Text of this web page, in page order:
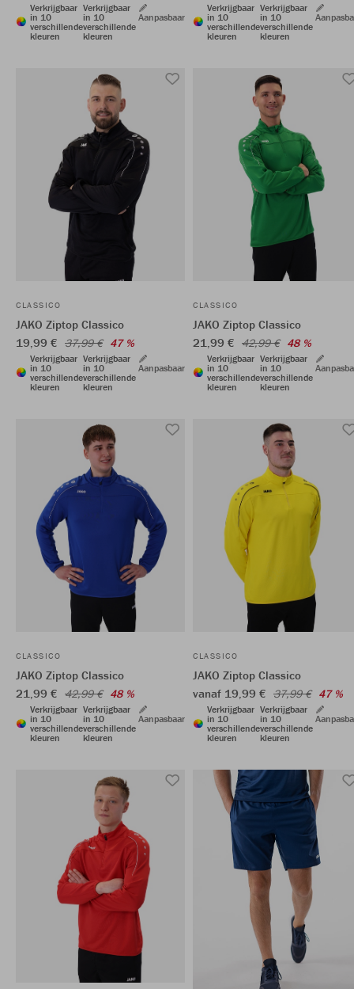
Verkrijgbaar
in 10
verschillende
kleuren
Verkrijgbaar
in 10
verschillende
kleuren
Aanpasbaar
Verkrijgbaar
in 10
verschillende
kleuren
Verkrijgbaar
in 10
verschillende
kleuren
CLASSICO
JAKO Ziptop Classico
19,99 € 37,99 € 47 %
Verkrijgbaar
in 10
verschillende
kleuren
Verkrijgbaar
in 10
verschillende
kleuren
Aanpasbaar
CLASSICO
JAKO Ziptop Classico
21,99 € 42,99 € 48 %
Verkrijgbaar
in 10
verschillende
kleuren
Verkrijgbaar
in 10
verschillende
kleuren
CLASSICO
JAKO Ziptop Classico
21,99 € 42,99 € 48 %
Verkrijgbaar
in 10
verschillende
kleuren
Verkrijgbaar
in 10
verschillende
kleuren
Aanpasbaar
CLASSICO
JAKO Ziptop Classico
vanaf 19,99 € 37,99 € 47 %
Verkrijgbaar
in 10
verschillende
kleuren
Verkrijgbaar
in 10
verschillende
kleuren